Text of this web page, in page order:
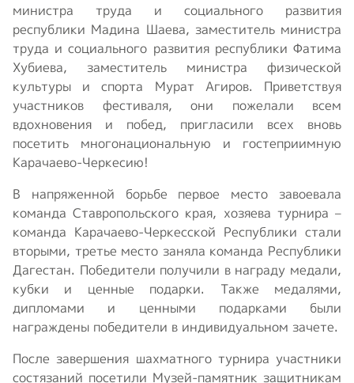
министра труда и социального развития
республики Мадина Шаева, заместитель министра
труда и социального развития республики Фатима
Хубиева, заместитель министра физической
культуры и спорта Мурат Агиров. Приветствуя
участников фестиваля, они пожелали всем
вдохновения и побед, пригласили всех вновь
посетить многонациональную и гостеприимную
Карачаево-Черкесию!
В напряженной борьбе первое место завоевала
команда Ставропольского края, хозяева турнира –
команда Карачаево-Черкесской Республики стали
вторыми, третье место заняла команда Республики
Дагестан. Победители получили в награду медали,
кубки и ценные подарки. Также медалями,
дипломами и ценными подарками были
награждены победители в индивидуальном зачете.
После завершения шахматного турнира участники
состязаний посетили Музей-памятник защитникам